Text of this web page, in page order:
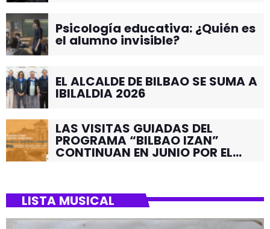
Psicología educativa: ¿Quién es
el alumno invisible?
EL ALCALDE DE BILBAO SE SUMA A
IBILALDIA 2026
LAS VISITAS GUIADAS DEL
PROGRAMA “BILBAO IZAN”
CONTINUAN EN JUNIO POR EL
LISTA MUSICAL